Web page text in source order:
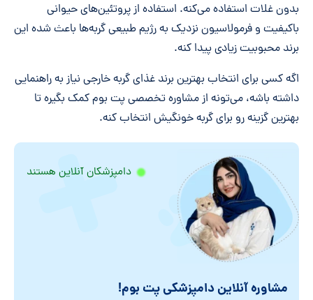
بدون غلات استفاده می‌کنه. استفاده از پروتئین‌های حیوانی
باکیفیت و فرمولاسیون نزدیک به رژیم طبیعی گربه‌ها باعث شده این
برند محبوبیت زیادی پیدا کنه.
اگه کسی برای انتخاب بهترین برند غذای گربه خارجی نیاز به راهنمایی
داشته باشه، می‌تونه از مشاوره تخصصی پت بوم کمک بگیره تا
بهترین گزینه رو برای گربه خونگیش انتخاب کنه.
دامپزشکان آنلاین هستند
مشاوره آنلاین دامپزشکی پت بوم!